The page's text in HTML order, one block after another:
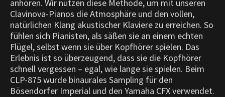
anhören. Wir nutzen diese Methode, um mit unseren
Clavinova-Pianos die Atmosphäre und den vollen,
natürlichen Klang akustischer Klaviere zu erreichen. So
fühlen sich Pianisten, als säßen sie an einem echten
Flügel, selbst wenn sie über Kopfhörer spielen. Das
Erlebnis ist so überzeugend, dass sie die Kopfhörer
schnell vergessen – egal, wie lange sie spielen. Beim
CLP-875 wurde binaurales Sampling für den
Bösendorfer Imperial und den Yamaha CFX verwendet.